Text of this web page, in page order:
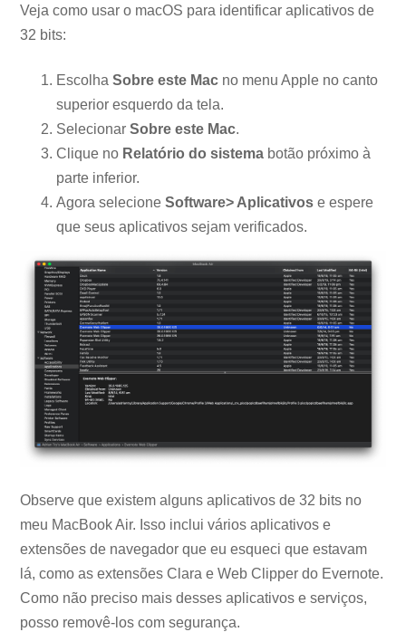
Veja como usar o macOS para identificar aplicativos de
32 bits:
EscolhaSobre este Mac no menu Apple no canto
superior esquerdo da tela.
SelecionarSobre este Mac.
Clique no Relatório do sistema botão próximo à
parte inferior.
Agora selecioneSoftware> Aplicativos e espere
que seus aplicativos sejam verificados.
Observe que existem alguns aplicativos de 32 bits no
meu MacBook Air. Isso inclui vários aplicativos e
extensões de navegador que eu esqueci que estavam
lá, como as extensões Clara e Web Clipper do Evernote.
Como não preciso mais desses aplicativos e serviços,
posso removê-los com segurança.